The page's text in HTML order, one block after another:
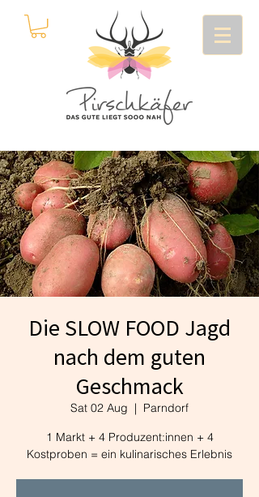
Die SLOW FOOD Jagd
nach dem guten
Geschmack
Sat 02 Aug
  |
Parndorf
1 Markt + 4 Produzent:innen + 4
Kostproben = ein kulinarisches Erlebnis